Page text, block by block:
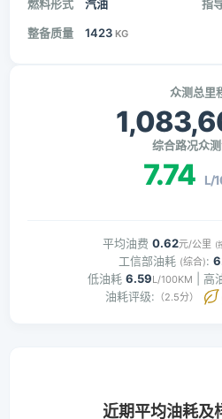
燃料形式 汽油 指
整备质量 1423 KG
众测总里
综合路况众
7.74 L/
平均油费 0.62元/公里 (
工信部油耗 (综合):
低油耗 6.59L/100KM | 高
油耗评级: （2.5分）